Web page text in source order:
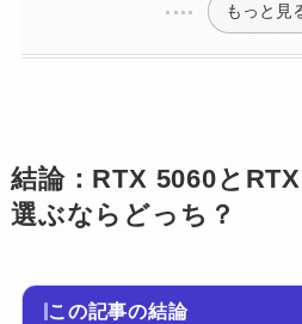
もっと見
結論：RTX 5060と
選ぶならどっち？
この記事の結論